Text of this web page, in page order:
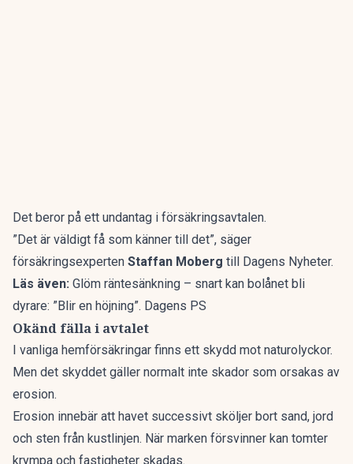
Det beror på ett undantag i försäkringsavtalen.
”Det är väldigt få som känner till det”, säger
försäkringsexperten Staffan Moberg till Dagens Nyheter.
Läs även: Glöm räntesänkning – snart kan bolånet bli
dyrare: ”Blir en höjning”. Dagens PS
Okänd fälla i avtalet
I vanliga hemförsäkringar finns ett skydd mot naturolyckor.
Men det skyddet gäller normalt inte skador som orsakas av
erosion.
Erosion innebär att havet successivt sköljer bort sand, jord
och sten från kustlinjen. När marken försvinner kan tomter
krympa och fastigheter skadas.